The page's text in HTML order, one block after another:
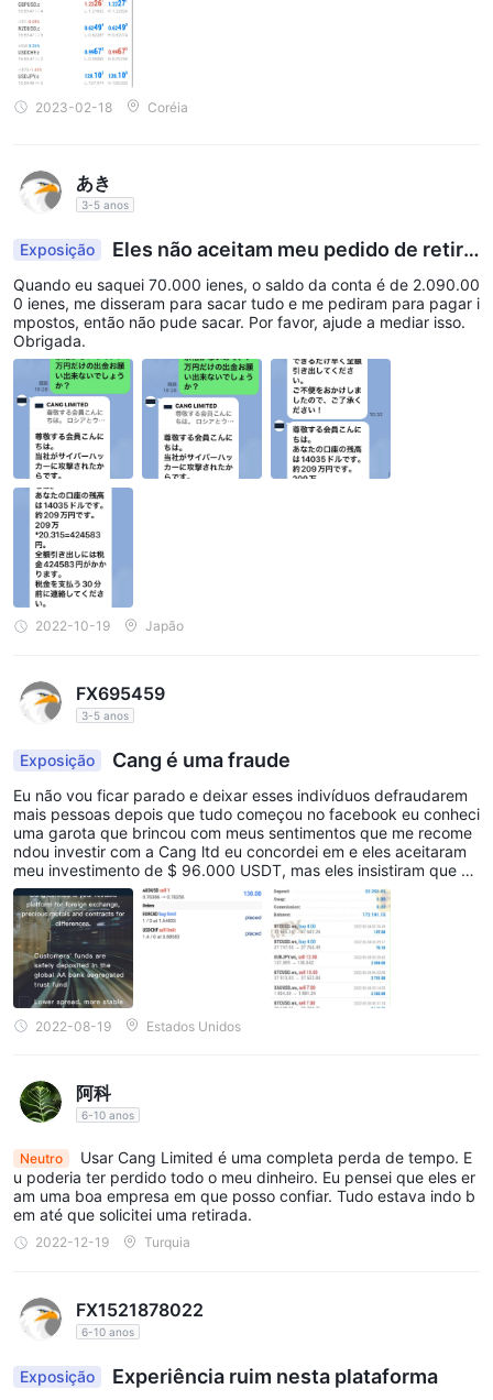
2023-02-18 Coréia
あき
3-5 anos
Exposição
Eles não aceitam meu pedido de retira
da de 70.000 ienes.
Quando eu saquei 70.000 ienes, o saldo da conta é de 2.090.00
0 ienes, me disseram para sacar tudo e me pediram para pagar i
mpostos, então não pude sacar. Por favor, ajude a mediar isso.
Obrigada.
2022-10-19 Japão
FX695459
3-5 anos
Exposição Cang é uma fraude
Eu não vou ficar parado e deixar esses indivíduos defraudarem
mais pessoas depois que tudo começou no facebook eu conheci
uma garota que brincou com meus sentimentos que me recome
ndou investir com a Cang ltd eu concordei em e eles aceitaram
meu investimento de $ 96.000 USDT, mas eles insistiram que nu
nca o receberam. Não foi até que o especialista em recuperação
AssetsClaimBack interveio para acabar com esse golpe e retorn
ar meu investimento. tenha cuidado Cang é só depois de fugir c
om o dinheiro dos investidores.
2022-08-19 Estados Unidos
阿科
6-10 anos
Neutro
Usar Cang Limited é uma completa perda de tempo. E
u poderia ter perdido todo o meu dinheiro. Eu pensei que eles er
am uma boa empresa em que posso confiar. Tudo estava indo b
em até que solicitei uma retirada.
2022-12-19 Turquia
FX1521878022
6-10 anos
Exposição Experiência ruim nesta plataforma